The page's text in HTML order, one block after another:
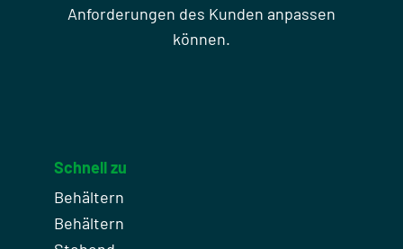
Anforderungen des Kunden anpassen
können.
Schnell zu
Behältern
Behältern